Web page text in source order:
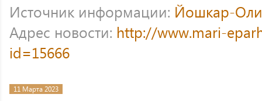
Источник информации: Йошкар-
Адрес новости: http://www.mari-
id=15666
11 Марта 2023